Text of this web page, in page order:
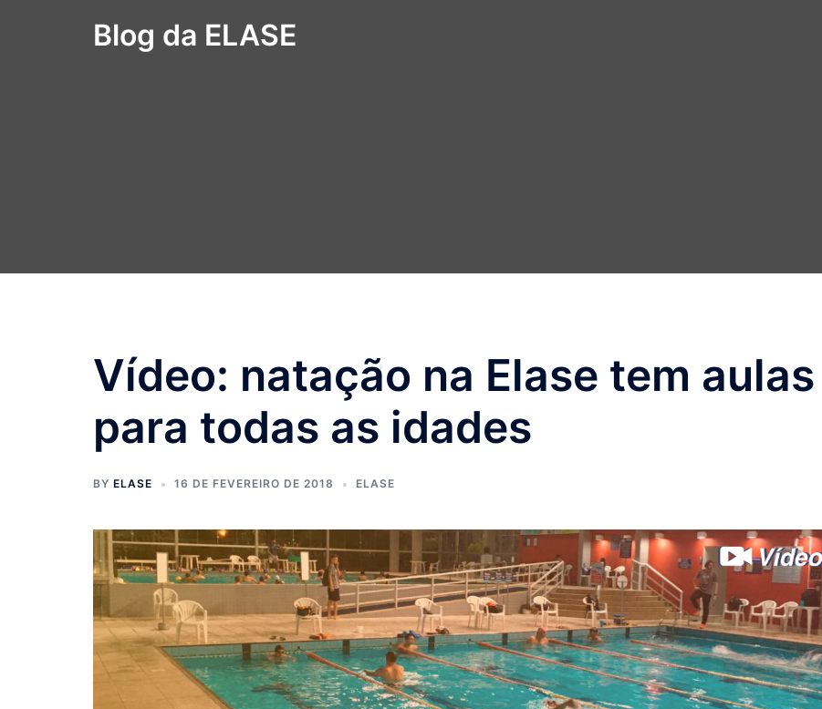
Blog da ELASE
Vídeo: natação na Elase tem aulas
para todas as idades
BY ELASE 16 DE FEVEREIRO DE 2018 ELASE